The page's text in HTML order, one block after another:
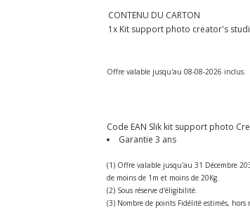
CONTENU DU CARTON
1x Kit support photo creator's
Offre valable jusqu'au 08-08-2026 inclus.
Code EAN Slik kit support photo
Garantie 3 ans
(1) Offre valable jusqu'au 31 Décembre
de moins de 1m et moins de 20Kg.
(2) Sous réserve d'éligibilité.
(3) Nombre de points Fidélité estimés,